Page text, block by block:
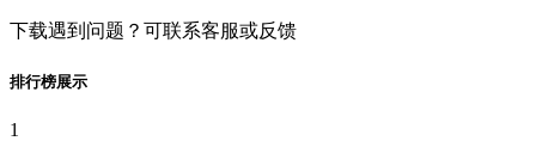
下载遇到问题？可联系客服或反馈
排行榜展示
1